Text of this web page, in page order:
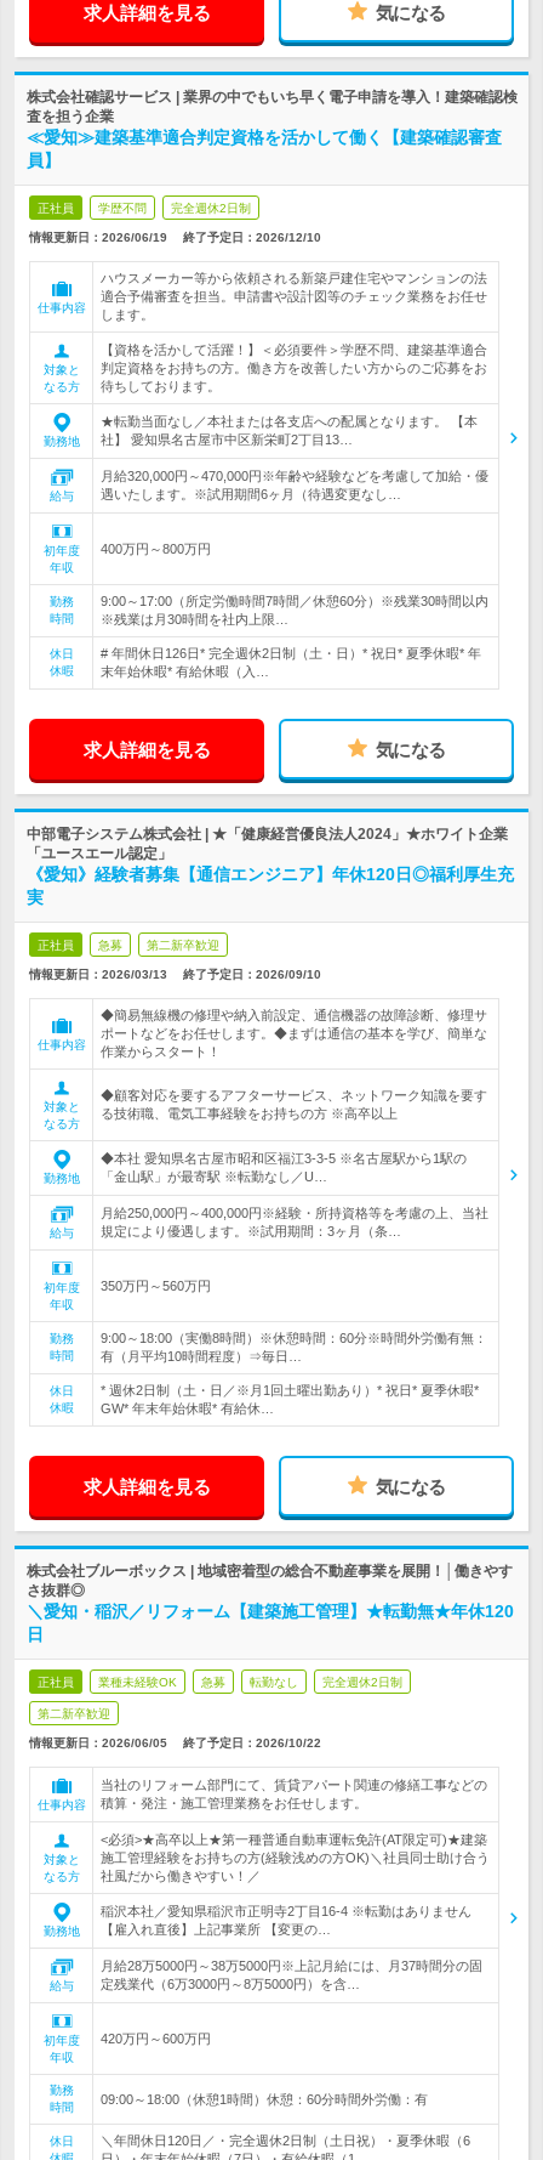
求人詳細を見る 気になる
株式会社確認サービス | 業界の中でもいち早く電子申請を導入！建築確認検
査を担う企業
≪愛知≫建築基準適合判定資格を活かして働く【建築確認審査
員】
正社員 学歴不問 完全週休2日制
情報更新日：2026/06/19 終了予定日： 2026/12/10
仕事内容
ハウスメーカー等から依頼される新築戸建住宅やマンションの法
適合予備審査を担当。申請書や設計図等のチェック業務をお任せ
します。
対象と
なる方
【資格を活かして活躍！】＜必須要件＞学歴不問、建築基準適合
判定資格をお持ちの方。働き方を改善したい方からのご応募をお
待ちしております。
勤務地
★転勤当面なし／本社または各支店への配属となります。 【本
社】 愛知県名古屋市中区新栄町2丁目13…
給与
月給320,000円～470,000円※年齢や経験などを考慮して加給・優
遇いたします。※試用期間6ヶ月（待遇変更なし…
初年度
年収
400万円～800万円
勤務
時間
9:00～17:00（所定労働時間7時間／休憩60分）※残業30時間以内
※残業は月30時間を社内上限…
休日
休暇
# 年間休日126日* 完全週休2日制（土・日）* 祝日* 夏季休暇* 年
末年始休暇* 有給休暇（入…
求人詳細を見る 気になる
中部電子システム株式会社 | ★「健康経営優良法人2024」★ホワイト企業
「ユースエール認定」
《愛知》経験者募集【通信エンジニア】年休120日◎福利厚生充
実
正社員 急募 第二新卒歓迎
情報更新日：2026/03/13 終了予定日： 2026/09/10
仕事内容
◆簡易無線機の修理や納入前設定、通信機器の故障診断、修理サ
ポートなどをお任せします。◆まずは通信の基本を学び、簡単な
作業からスタート！
対象と
なる方
◆顧客対応を要するアフターサービス、ネットワーク知識を要す
る技術職、電気工事経験をお持ちの方 ※高卒以上
勤務地
◆本社 愛知県名古屋市昭和区福江3-3-5 ※名古屋駅から1駅の
「金山駅」が最寄駅 ※転勤なし／U…
給与
月給250,000円～400,000円※経験・所持資格等を考慮の上、当社
規定により優遇します。※試用期間：3ヶ月（条…
初年度
年収
350万円～560万円
勤務
時間
9:00～18:00（実働8時間）※休憩時間：60分※時間外労働有無：
有（月平均10時間程度）⇒毎日…
休日
休暇
* 週休2日制（土・日／※月1回土曜出勤あり）* 祝日* 夏季休暇*
GW* 年末年始休暇* 有給休…
求人詳細を見る 気になる
株式会社ブルーボックス | 地域密着型の総合不動産事業を展開！│働きやす
さ抜群◎
＼愛知・稲沢／リフォーム【建築施工管理】★転勤無★年休120
日
正社員 業種未経験OK 急募 転勤なし 完全週休2日制
第二新卒歓迎
情報更新日：2026/06/05 終了予定日： 2026/10/22
仕事内容
当社のリフォーム部門にて、賃貸アパート関連の修繕工事などの
積算・発注・施工管理業務をお任せします。
対象と
なる方
<必須>★高卒以上★第一種普通自動車運転免許(AT限定可)★建築
施工管理経験をお持ちの方(経験浅めの方OK)＼社員同士助け合う
社風だから働きやすい！／
勤務地
稲沢本社／愛知県稲沢市正明寺2丁目16-4 ※転勤はありません
【雇入れ直後】上記事業所 【変更の…
給与
月給28万5000円～38万5000円※上記月給には、月37時間分の固
定残業代（6万3000円～8万5000円）を含…
初年度
年収
420万円～600万円
勤務
時間
09:00～18:00（休憩1時間）休憩：60分時間外労働：有
休日
＼年間休日120日／・完全週休2日制（土日祝）・夏季休暇（6